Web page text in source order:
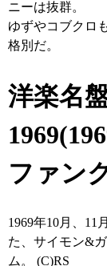
ニーは抜群。
ゆずやコブクロ
格別だ。
洋楽名
ファン
1969年10月、11
た、サイモン&
ム。 (C)RS